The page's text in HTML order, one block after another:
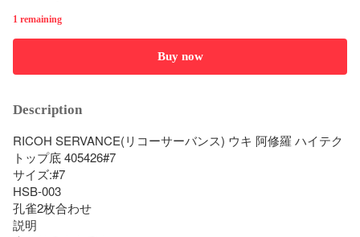
1 remaining
Buy now
Description
RICOH SERVANCE(リコーサーバンス) ウキ 阿修羅 ハイテク
トップ底 405426#7
サイズ:#7
HSB-003
孔雀2枚合わせ
説明